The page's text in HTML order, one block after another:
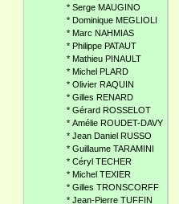
* Serge MAUGINO
* Dominique MEGLIOLI
* Marc NAHMIAS
* Philippe PATAUT
* Mathieu PINAULT
* Michel PLARD
* Olivier RAQUIN
* Gilles RENARD
* Gérard ROSSELOT
* Amélie ROUDET-DAVY
* Jean Daniel RUSSO
* Guillaume TARAMINI
* Céryl TECHER
* Michel TEXIER
* Gilles TRONSCORFF
* Jean-Pierre TUFFIN